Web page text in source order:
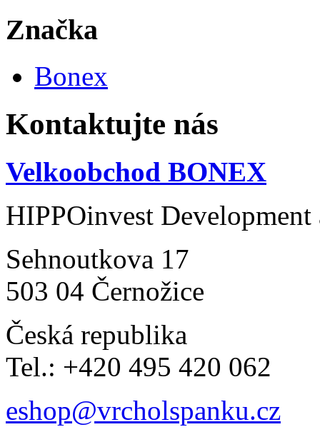
Značka
Bonex
Kontaktujte nás
Velkoobchod BONEX
HIPPOinvest Development
Sehnoutkova 17
503 04 Černožice
Česká republika
Tel.: +420 495 420 062
eshop@vrcholspanku.cz